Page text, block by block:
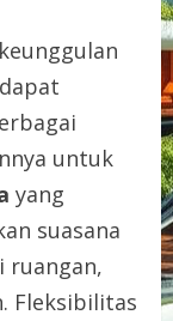
untuk
yang
suasana
ruangan,
Fleksibilitas